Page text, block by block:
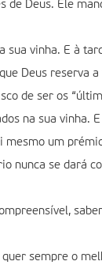
de Deus. Ele
sua vinha. E à
Deus reserva a
de ser os
na sua vinha.
mesmo um
nunca se dará
sempre o